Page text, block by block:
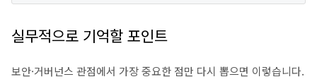
실무적으로 기억할 포인트
보안·거버넌스 관점에서 가장 중요한 점만 다시 뽑으면 이렇습니다.